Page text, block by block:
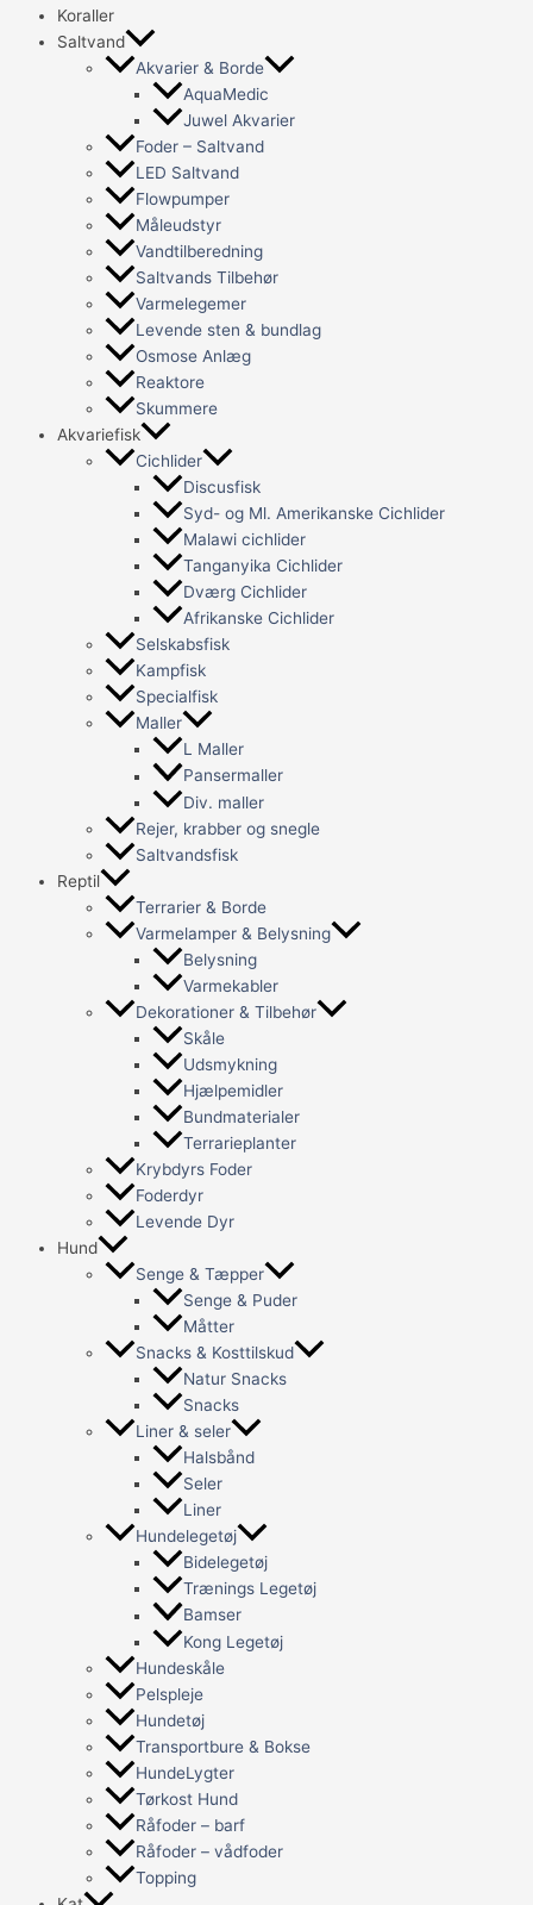
Koraller
Saltvand
Akvarier & Borde
AquaMedic
Juwel Akvarier
Foder – Saltvand
LED Saltvand
Flowpumper
Måleudstyr
Vandtilberedning
Saltvands Tilbehør
Varmelegemer
Levende sten & bundlag
Osmose Anlæg
Reaktore
Skummere
Akvariefisk
Cichlider
Discusfisk
Syd- og Ml. Amerikanske Cichlider
Malawi cichlider
Tanganyika Cichlider
Dværg Cichlider
Afrikanske Cichlider
Selskabsfisk
Kampfisk
Specialfisk
Maller
L Maller
Pansermaller
Div. maller
Rejer, krabber og snegle
Saltvandsfisk
Reptil
Terrarier & Borde
Varmelamper & Belysning
Belysning
Varmekabler
Dekorationer & Tilbehør
Skåle
Udsmykning
Hjælpemidler
Bundmaterialer
Terrarieplanter
Krybdyrs Foder
Foderdyr
Levende Dyr
Hund
Senge & Tæpper
Senge & Puder
Måtter
Snacks & Kosttilskud
Natur Snacks
Snacks
Liner & seler
Halsbånd
Seler
Liner
Hundelegetøj
Bidelegetøj
Trænings Legetøj
Bamser
Kong Legetøj
Hundeskåle
Pelspleje
Hundetøj
Transportbure & Bokse
HundeLygter
Tørkost Hund
Råfoder – barf
Råfoder – vådfoder
Topping